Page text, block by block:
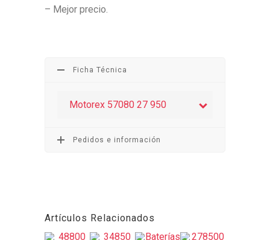
– Mejor precio.
Ficha Técnica
Motorex 57080 27 950
Pedidos e información
Artículos Relacionados